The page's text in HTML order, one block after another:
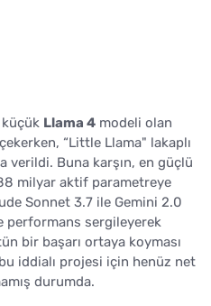
küçük Llama 4 modeli olan
“Little Llama" lakaplı
verildi. Buna karşın, en güçlü
milyar aktif parametreye
Sonnet 3.7 ile Gemini 2.0
performans sergileyerek
bir başarı ortaya koyması
iddialı projesi için henüz net
durumda.